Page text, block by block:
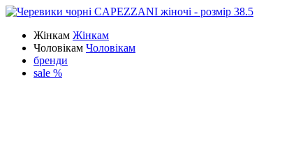
Жінкам Жінкам
Чоловікам Чоловікам
бренди
sale %